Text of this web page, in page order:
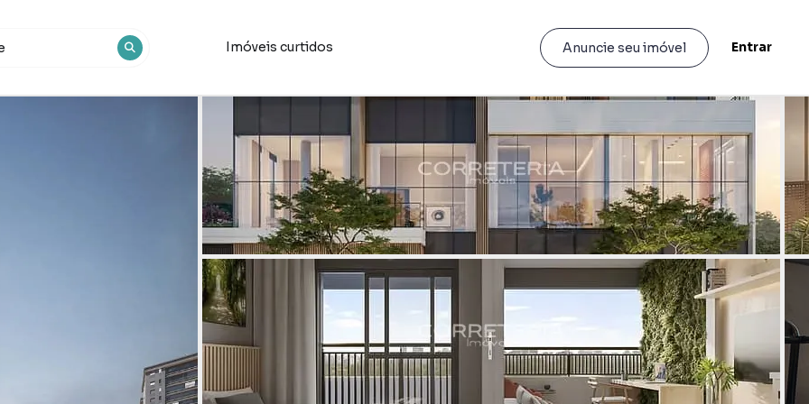
Imóveis curtidos Anuncie seu imóvel Entrar